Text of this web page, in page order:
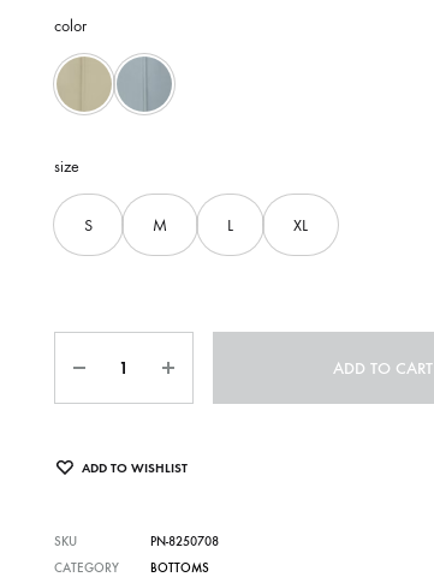
color
Beige Grey
size
S M L XL
ADD TO CART
ADD TO WISHLIST
SKU
PN-8250708
CATEGORY
BOTTOMS